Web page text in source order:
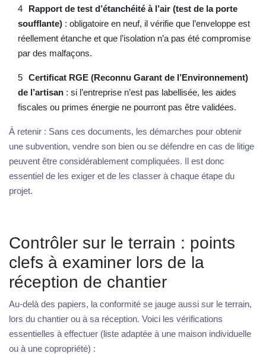
Rapport de test d’étanchéité à l’air (test de la porte
soufflante) : obligatoire en neuf, il vérifie que l’enveloppe est
réellement étanche et que l’isolation n’a pas été compromise
par des malfaçons.
Certificat RGE (Reconnu Garant de l’Environnement)
de l’artisan : si l’entreprise n’est pas labellisée, les aides
fiscales ou primes énergie ne pourront pas être validées.
À retenir : Sans ces documents, les démarches pour obtenir
une subvention, vendre son bien ou se défendre en cas de litige
peuvent être considérablement compliquées. Il est donc
essentiel de les exiger et de les classer à chaque étape du
projet.
Contrôler sur le terrain : points
clefs à examiner lors de la
réception de chantier
Au-delà des papiers, la conformité se jauge aussi sur le terrain,
lors du chantier ou à sa réception. Voici les vérifications
essentielles à effectuer (liste adaptée à une maison individuelle
ou à une copropriété) :